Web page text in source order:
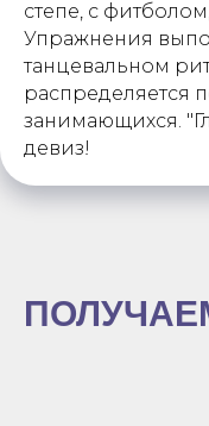
степе, с
Упражнения
танцевальном
распределяется
занимающихся.
девиз!